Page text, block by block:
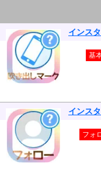
インス
基
インス
フォ